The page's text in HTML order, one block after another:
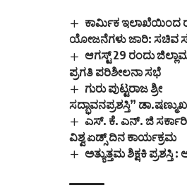
ಕಾರ್ಮಿಕ ಇಲಾಖೆಯಿಂದ
ಯೋಜನೆಗಳು ಜಾರಿ: ಸಚಿವ
ಆಗಸ್ಟ್ 29 ರಂದು
ಪ್ರಗತಿ ಪರಿಶೀಲನಾ ಸಭೆ
ಗುರು ಪುಟ್ಟರಾಜ ಶ್ರೀ
ಸದ್ಭಾವನಪ್ರಶಸ್ತಿ”
ಎಸ್. ಕೆ. ಎನ್. ಜಿ
ವಿಶ್ವ ಏಡ್ಸ್ ದಿನ ಕಾರ್ಯಕ್ರಮ
ಅತ್ಯುತ್ತಮ ಶಿಕ್ಷಕಿ